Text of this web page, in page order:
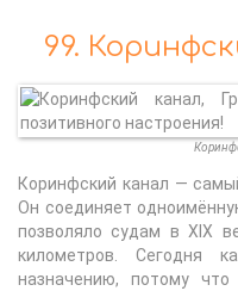
99.
Коринфский канал —
Он соединяет
позволяло судам в XIX
километров. Сегодня
назначению, потому